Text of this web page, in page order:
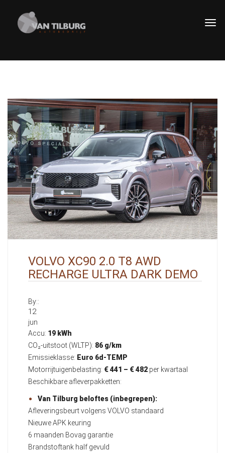
VOLVO XC90 2.0 T8 AWD
RECHARGE ULTRA DARK DEMO
By::
12
jun
Accu: 19 kWh
CO₂-uitstoot (WLTP): 86 g/km
Emissieklasse: Euro 6d-TEMP
Motorrijtuigenbelasting: € 441 – € 482 per kwartaal
Beschikbare afleverpakketten:
Van Tilburg beloftes (inbegrepen):
Afleveringsbeurt volgens VOLVO standaard
Nieuwe APK keuring
6 maanden Bovag garantie
Brandstoftank half gevuld